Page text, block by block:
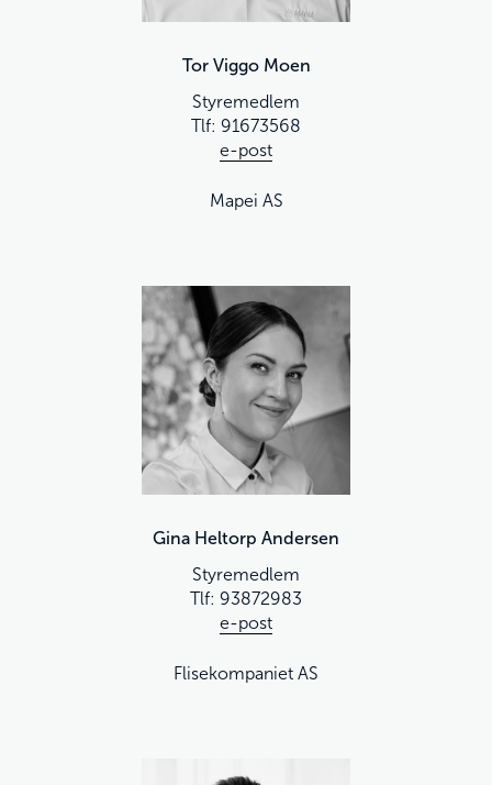
Tor Viggo Moen
Styremedlem
Tlf: 91673568
e-post
Mapei AS
Gina Heltorp Andersen
Styremedlem
Tlf: 93872983
e-post
Flisekompaniet AS